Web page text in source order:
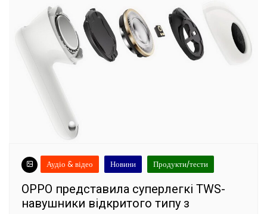
Аудіо & відео Новини Продукти/тести
OPPO представила суперлегкі TWS-
навушники відкритого типу з